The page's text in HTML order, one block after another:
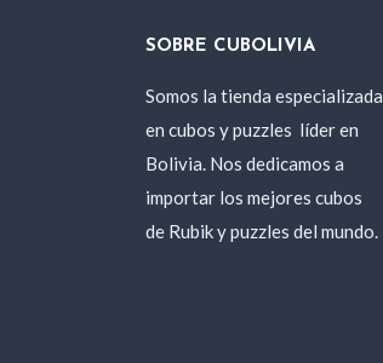
SOBRE CUBOLIVIA
Somos la tienda especializada
en cubos y puzzles líder en
Bolivia. Nos dedicamos a
importar los mejores cubos
de Rubik y puzzles del mundo.